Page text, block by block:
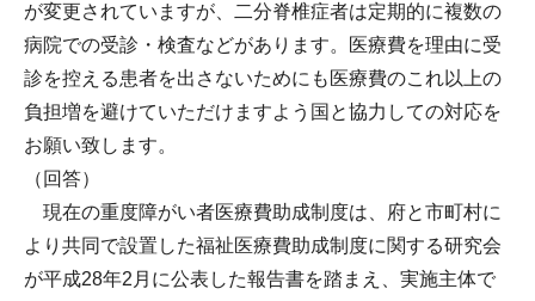
が変更されていますが、二分脊椎症者は定期的に複数の
病院での受診・検査などがあります。医療費を理由に受
診を控える患者を出さないためにも医療費のこれ以上の
負担増を避けていただけますよう国と協力しての対応を
お願い致します。
（回答）
現在の重度障がい者医療費助成制度は、府と市町村に
より共同で設置した福祉医療費助成制度に関する研究会
が平成28年2月に公表した報告書を踏まえ、実施主体で